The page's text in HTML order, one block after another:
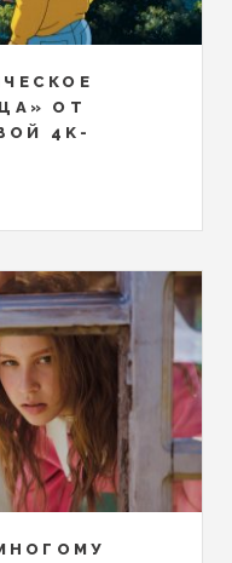
ОТ
4K-